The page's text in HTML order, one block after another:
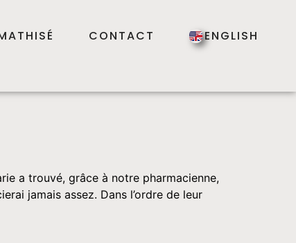
CONTACT ENGLISH
a trouvé, grâce à notre pharmacienne,
jamais assez. Dans l’ordre de leur